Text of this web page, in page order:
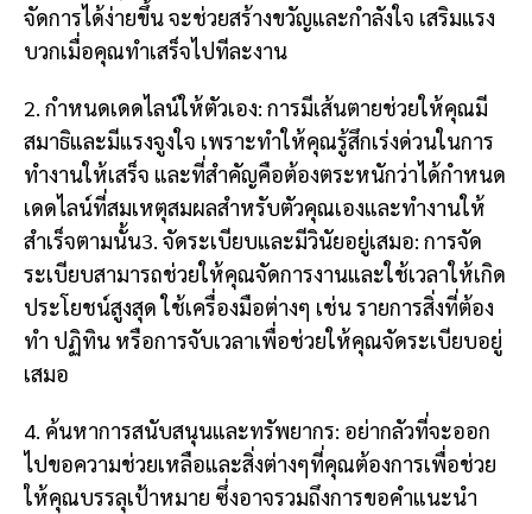
จัดการได้ง่ายขึ้น จะช่วยสร้างขวัญและกำลังใจ เสริมแรง
บวกเมื่อคุณทำเสร็จไปทีละงาน
2. กำหนดเดดไลน์ให้ตัวเอง: การมีเส้นตายช่วยให้คุณมี
สมาธิและมีแรงจูงใจ เพราะทำให้คุณรู้สึกเร่งด่วนในการ
ทำงานให้เสร็จ และที่สำคัญคือต้องตระหนักว่าได้กำหนด
เดดไลน์ที่สมเหตุสมผลสำหรับตัวคุณเองและทำงานให้
สำเร็จตามนั้น3. จัดระเบียบและมีวินัยอยู่เสมอ: การจัด
ระเบียบสามารถช่วยให้คุณจัดการงานและใช้เวลาให้เกิด
ประโยชน์สูงสุด ใช้เครื่องมือต่างๆ เช่น รายการสิ่งที่ต้อง
ทำ ปฏิทิน หรือการจับเวลาเพื่อช่วยให้คุณจัดระเบียบอยู่
เสมอ
4. ค้นหาการสนับสนุนและทรัพยากร: อย่ากลัวที่จะออก
ไปขอความช่วยเหลือและสิ่งต่างๆที่คุณต้องการเพื่อช่วย
ให้คุณบรรลุเป้าหมาย ซึ่งอาจรวมถึงการขอคำแนะนำ